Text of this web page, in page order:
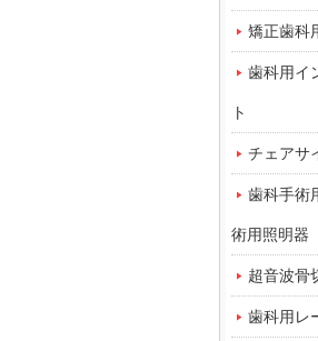
矯正歯科
歯科用イ
ト
チェアサ
歯科手術
術用照明器
超音波骨
歯科用レ